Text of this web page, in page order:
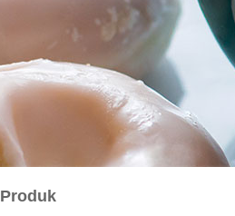
Produk